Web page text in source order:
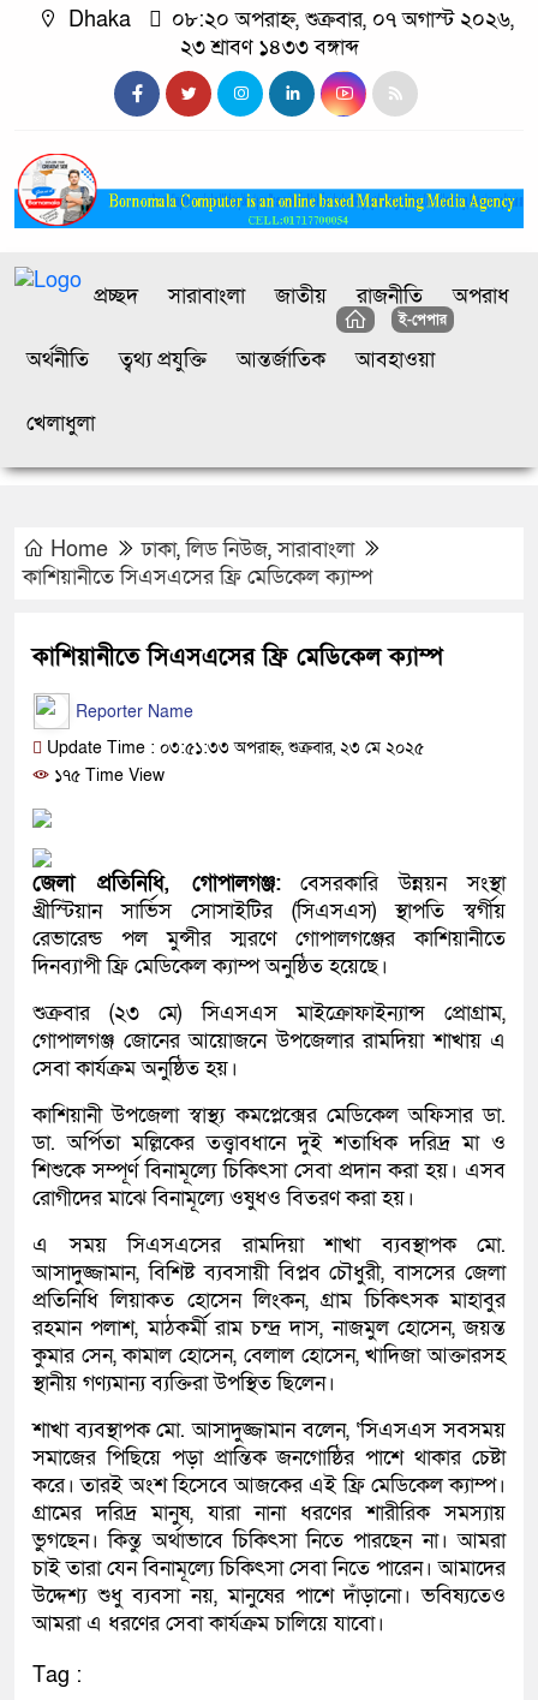
Dhaka
০৮:২০ অপরাহ্ন, শুক্রবার, ০৭ অগাস্ট ২০২৬,
২৩ শ্রাবণ ১৪৩৩ বঙ্গাব্দ
ই-পেপার
প্রচ্ছদ সারাবাংলা জাতীয় রাজনীতি অপরাধ
অর্থনীতি ত্বথ্য প্রযুক্তি আন্তর্জাতিক আবহাওয়া
খেলাধুলা
Home ঢাকা,লিড নিউজ,সারাবাংলা
কাশিয়ানীতে সিএসএসের ফ্রি মেডিকেল ক্যাম্প
কাশিয়ানীতে সিএসএসের ফ্রি মেডিকেল ক্যাম্প
Reporter Name
Update Time : ০৩:৫১:৩৩ অপরাহ্ন, শুক্রবার, ২৩ মে ২০২৫
১৭৫ Time View
জেলা প্রতিনিধি, গোপালগঞ্জ:বেসরকারি উন্নয়ন সংস্থা
খ্রীস্টিয়ান সার্ভিস সোসাইটির (সিএসএস) স্থাপতি স্বর্গীয়
রেভারেন্ড পল মুন্সীর স্মরণে গোপালগঞ্জের কাশিয়ানীতে
দিনব্যাপী ফ্রি মেডিকেল ক্যাম্প অনুষ্ঠিত হয়েছে।
শুক্রবার (২৩ মে) সিএসএস মাইক্রোফাইন্যান্স প্রোগ্রাম,
গোপালগঞ্জ জোনের আয়োজনে উপজেলার রামদিয়া শাখায় এ
সেবা কার্যক্রম অনুষ্ঠিত হয়।
কাশিয়ানী উপজেলা স্বাস্থ্য কমপ্লেক্সের মেডিকেল অফিসার ডা.
ডা. অর্পিতা মল্লিকের তত্ত্বাবধানে দুই শতাধিক দরিদ্র মা ও
শিশুকে সম্পূর্ণ বিনামূল্যে চিকিৎসা সেবা প্রদান করা হয়। এসব
রোগীদের মাঝে বিনামূল্যে ওষুধও বিতরণ করা হয়।
এ সময় সিএসএসের রামদিয়া শাখা ব্যবস্থাপক মো.
আসাদুজ্জামান, বিশিষ্ট ব্যবসায়ী বিপ্লব চৌধুরী, বাসসের জেলা
প্রতিনিধি লিয়াকত হোসেন লিংকন, গ্রাম চিকিৎসক মাহাবুর
রহমান পলাশ, মাঠকর্মী রাম চন্দ্র দাস, নাজমুল হোসেন, জয়ন্ত
কুমার সেন, কামাল হোসেন, বেলাল হোসেন, খাদিজা আক্তারসহ
স্থানীয় গণ্যমান্য ব্যক্তিরা উপস্থিত ছিলেন।
শাখা ব্যবস্থাপক মো. আসাদুজ্জামান বলেন, ‘সিএসএস সবসময়
সমাজের পিছিয়ে পড়া প্রান্তিক জনগোষ্ঠির পাশে থাকার চেষ্টা
করে। তারই অংশ হিসেবে আজকের এই ফ্রি মেডিকেল ক্যাম্প।
গ্রামের দরিদ্র মানুষ, যারা নানা ধরণের শারীরিক সমস্যায়
ভুগছেন। কিন্তু অর্থাভাবে চিকিৎসা নিতে পারছেন না। আমরা
চাই তারা যেন বিনামূল্যে চিকিৎসা সেবা নিতে পারেন। আমাদের
উদ্দেশ্য শুধু ব্যবসা নয়, মানুষের পাশে দাঁড়ানো। ভবিষ্যতেও
আমরা এ ধরণের সেবা কার্যক্রম চালিয়ে যাবো।
Tag :